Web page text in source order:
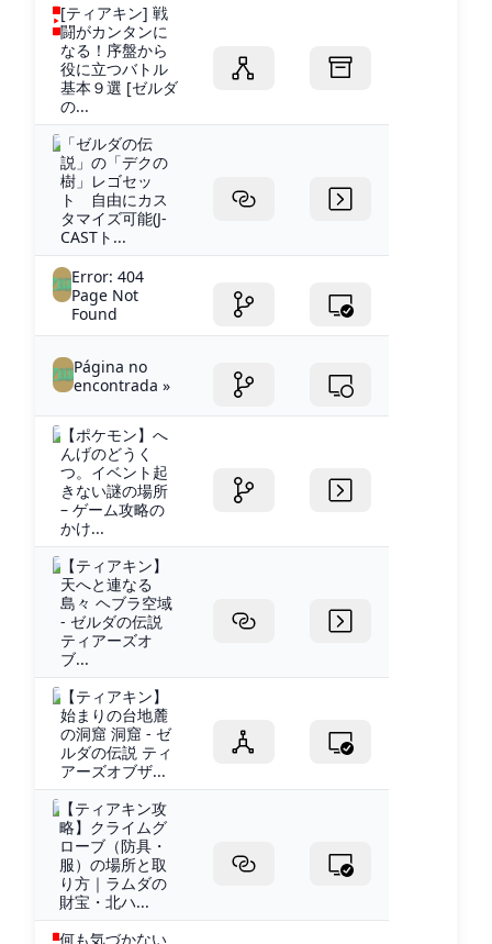
[ティアキン] 戦
闘がカンタンに
なる！序盤から
役に立つバトル
基本９選 [ゼルダ
の...
「ゼルダの伝
説」の「デクの
樹」レゴセッ
ト 自由にカス
タマイズ可能(J-
CASTト...
Error: 404
Page Not
Found
Página no
encontrada »
【ポケモン】へ
んげのどうく
つ。イベント起
きない謎の場所
– ゲーム攻略の
かけ...
【ティアキン】
天へと連なる
島々 ヘブラ空域
- ゼルダの伝説
ティアーズオ
ブ...
【ティアキン】
始まりの台地麓
の洞窟 洞窟 - ゼ
ルダの伝説 ティ
アーズオブザ...
【ティアキン攻
略】クライムグ
ローブ（防具・
服）の場所と取
り方｜ラムダの
財宝・北ハ...
何も気づかない